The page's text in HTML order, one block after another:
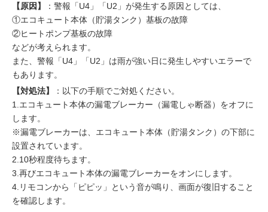
【原因】
：警報「U4」「U2」が発生する原因としては、
①エコキュート本体（貯湯タンク）基板の故障
②ヒートポンプ基板の故障
などが考えられます。
また、警報「U4」「U2」は雨が強い日に発生しやすいエラーで
もあります。
【対処法】
：以下の手順でご対処ください。
1.エコキュート本体の漏電ブレーカー（漏電しゃ断器）をオフに
します。
※漏電ブレーカーは、エコキュート本体（貯湯タンク）の下部に
設置されています。
2.10秒程度待ちます。
3.再びエコキュート本体の漏電ブレーカーをオンにします。
4.リモコンから「ピピッ」という音が鳴り、画面が復旧すること
を確認します。